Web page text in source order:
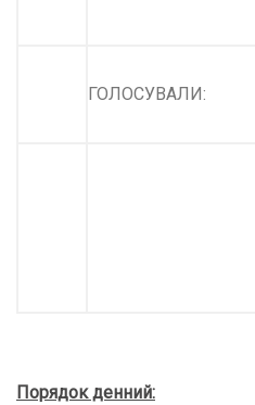
ГОЛОСУВАЛИ:
Порядок денний: